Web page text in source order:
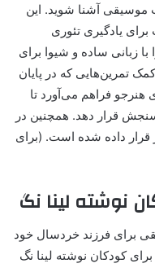
موسیقی آشنا شوید. این
یادگیری تئوری
زبانی ساده و شیوا برای
تمرین‌هایی که در پایان
هنرجو فراهم می‌آورد تا
قرار دهد. همچنین در
قرار داده شده است. (برای
برای فرزند خردسال خود
کودکان نوشته لینا نگ